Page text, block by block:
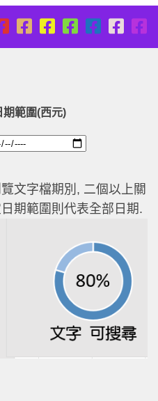
期範圍(西元)
文字檔期別, 二個以上關
期範圍則代表全部日期.